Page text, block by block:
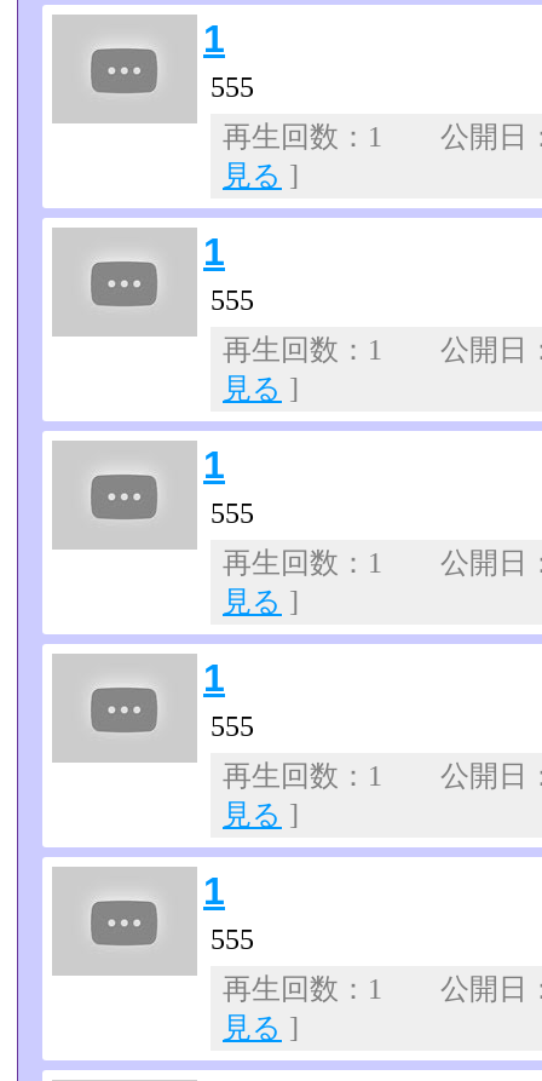
1
555
再生回数：1 公開
見る ]
1
555
再生回数：1 公開
見る ]
1
555
再生回数：1 公開
見る ]
1
555
再生回数：1 公開
見る ]
1
555
再生回数：1 公開
見る ]